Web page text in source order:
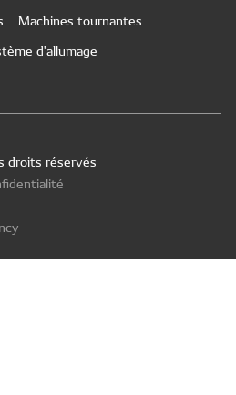
Machines tournantes
d'allumage
droits réservés